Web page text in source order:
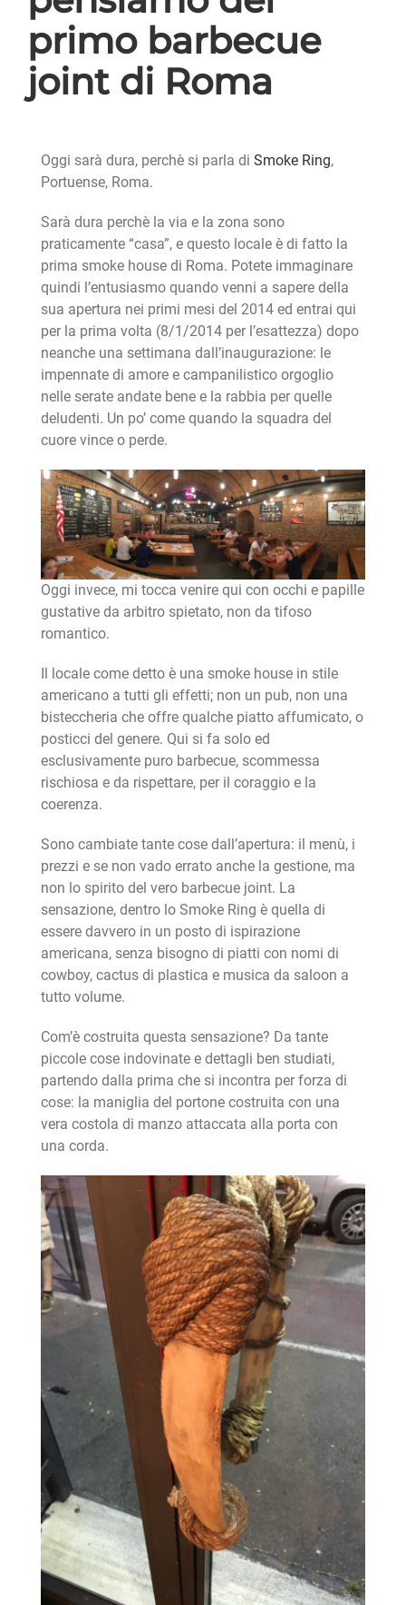
primo barbecue
joint di Roma
Oggi sarà dura, perchè si parla di Smoke Ring,
Portuense, Roma.
Sarà dura perchè la via e la zona sono
praticamente “casa”, e questo locale è di fatto la
prima smoke house di Roma. Potete immaginare
quindi l’entusiasmo quando venni a sapere della
sua apertura nei primi mesi del 2014 ed entrai qui
per la prima volta (8/1/2014 per l’esattezza) dopo
neanche una settimana dall’inaugurazione: le
impennate di amore e campanilistico orgoglio
nelle serate andate bene e la rabbia per quelle
deludenti. Un po’ come quando la squadra del
cuore vince o perde.
Oggi invece, mi tocca venire qui con occhi e papille
gustative da arbitro spietato, non da tifoso
romantico.
Il locale come detto è una smoke house in stile
americano a tutti gli effetti; non un pub, non una
bisteccheria che offre qualche piatto affumicato, o
posticci del genere. Qui si fa solo ed
esclusivamente puro barbecue, scommessa
rischiosa e da rispettare, per il coraggio e la
coerenza.
Sono cambiate tante cose dall’apertura: il menù, i
prezzi e se non vado errato anche la gestione, ma
non lo spirito del vero barbecue joint. La
sensazione, dentro lo Smoke Ring è quella di
essere davvero in un posto di ispirazione
americana, senza bisogno di piatti con nomi di
cowboy, cactus di plastica e musica da saloon a
tutto volume.
Com’è costruita questa sensazione? Da tante
piccole cose indovinate e dettagli ben studiati,
partendo dalla prima che si incontra per forza di
cose: la maniglia del portone costruita con una
vera costola di manzo attaccata alla porta con
una corda.